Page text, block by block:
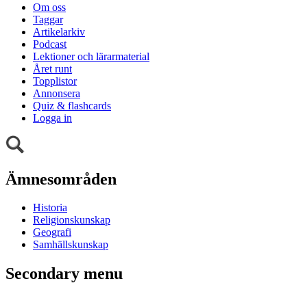
Om oss
Taggar
Artikelarkiv
Podcast
Lektioner och lärarmaterial
Året runt
Topplistor
Annonsera
Quiz & flashcards
Logga in
Ämnesområden
Historia
Religionskunskap
Geografi
Samhällskunskap
Secondary menu